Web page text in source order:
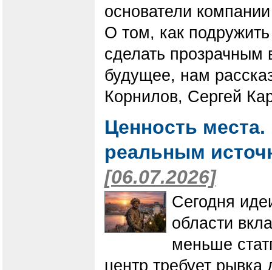
основатели
О том, как
сделать прозрачным
будущее, нам
Корнилов, Сергей
Ценность
реальным
[06.07.2026]
Сегодня
области
меньше
центр требует